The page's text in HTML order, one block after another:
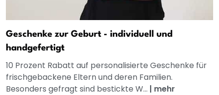
Geschenke zur Geburt - individuell und
handgefertigt
10 Prozent Rabatt auf personalisierte Geschenke für
frischgebackene Eltern und deren Familien.
Besonders gefragt sind bestickte W... | mehr